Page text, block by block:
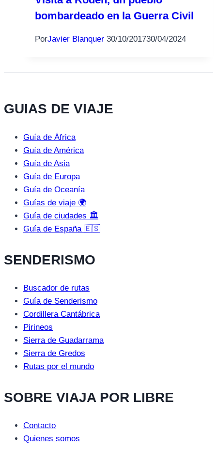
bombardeado en la Guerra Civil
PorJavier Blanquer 30/10/201730/04/2024
GUIAS DE VIAJE
Guía de África
Guía de América
Guía de Asia
Guía de Europa
Guía de Oceanía
Guías de viaje 🌍
Guía de ciudades 🏛️
Guía de España 🇪🇸
SENDERISMO
Buscador de rutas
Guía de Senderismo
Cordillera Cantábrica
Pirineos
Sierra de Guadarrama
Sierra de Gredos
Rutas por el mundo
SOBRE VIAJA POR LIBRE
Contacto
Quienes somos